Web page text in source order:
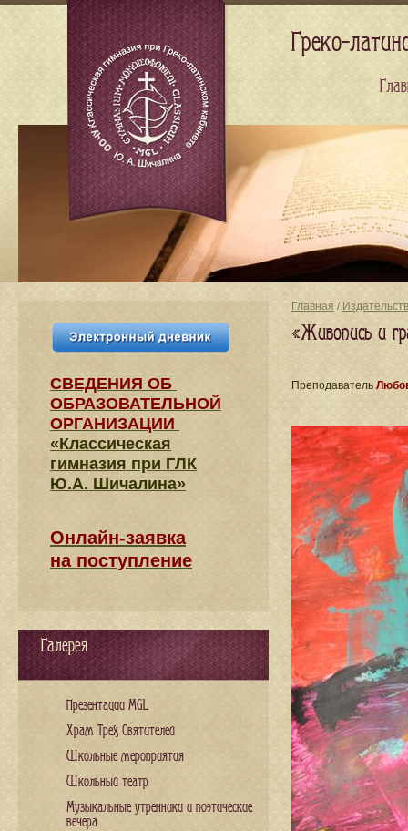
Главная /
«Живопись и
Преподаватель
СВЕДЕНИЯ​ ОБ
ОБРАЗОВАТЕЛЬНОЙ
ОРГАНИЗАЦИИ
«Классическая
гимназия при ГЛК
Ю.А. Шичалина»
Онлайн-заявка
на поступление
Галерея
Презентации MGL
Храм Трех Святителей
Школьные мероприятия
Школьный театр
Музыкальные утренники и поэтические
вечера
Греко-